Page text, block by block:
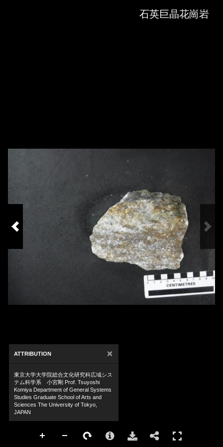
石英巨晶花崗岩
ATTRIBUTION ×
東京大学大学院総合文化研究科広域シス
テム科学系 小宮剛 Prof. Tsuyoshi
Komiya Department of General Systems
Studies Graduate School of Arts and
Sciences The University of Tokyo,
JAPAN